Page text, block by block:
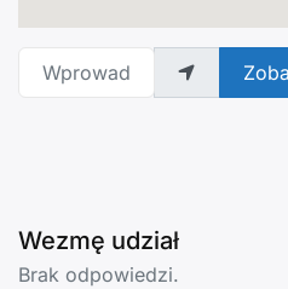
Wprowadź adres
Wezmę udział
Brak odpowiedzi.